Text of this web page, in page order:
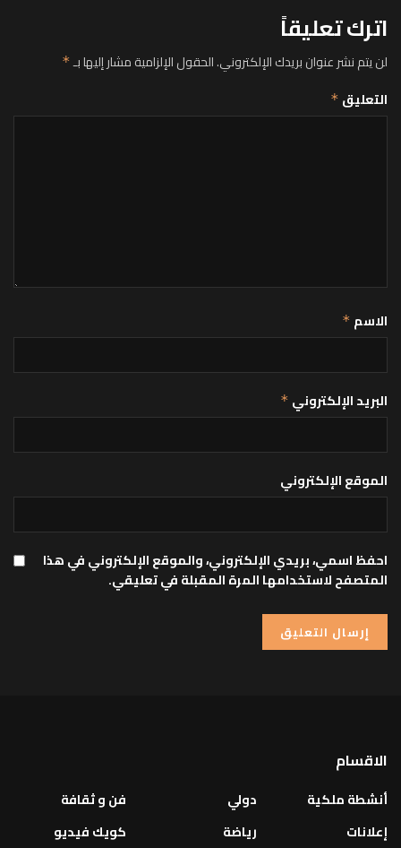
اترك تعليقاً
لن يتم نشر عنوان بريدك الإلكتروني.الحقول الإلزامية مشار إليها بـ*
التعليق *
الاسم *
البريد الإلكتروني *
الموقع الإلكتروني
احفظ اسمي، بريدي الإلكتروني، والموقع الإلكتروني في هذا
المتصفح لاستخدامها المرة المقبلة في تعليقي.
الاقسام
أنشطة ملكية
إعلانات
دولي
رياضة
فن و ثقافة
كويك فيديو